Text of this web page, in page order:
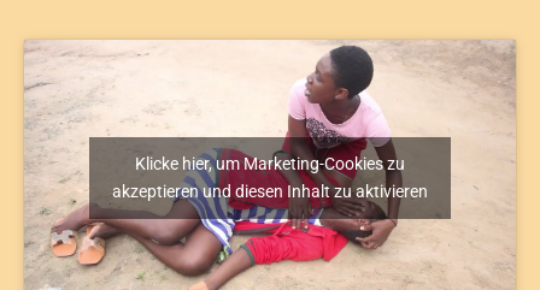
Klicke hier, um Marketing-Cookies zu
akzeptieren und diesen Inhalt zu aktivieren